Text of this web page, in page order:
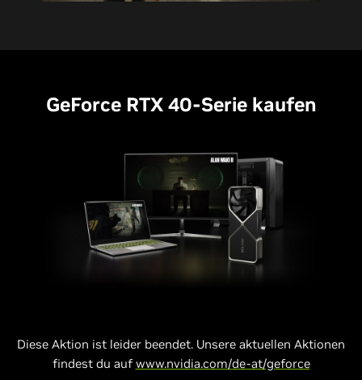
GeForce RTX 40-Serie kaufen
Diese Aktion ist leider beendet. Unsere aktuellen Aktionen
findest du auf www.nvidia.com/de-at/geforce